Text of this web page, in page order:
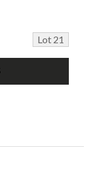
Lot 21